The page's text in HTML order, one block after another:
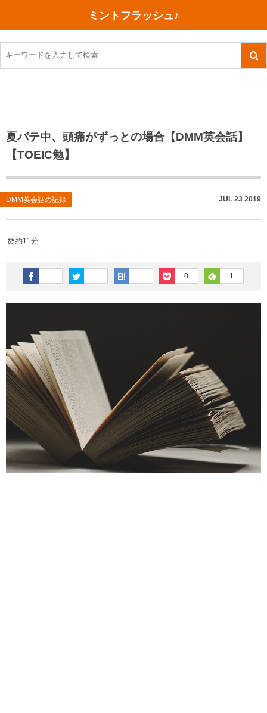
ミントフラッシュ♪
夏バテ中、頭痛がずっとの場合【DMM英会話】
【TOEIC勉】
DMM英会話の記録 JUL 23 2019
約11分
0 1
TOEIC感想・結果
TOEIC800点への道
TOEIC（作戦・ノウハウなど）
TOEIC700点への道
英単語
その他英語関連
今日買った本
ご朱印帳めぐり
川越（埼玉県）
沖縄
神戸
行ってきたあれこれ
旅行関連あれこれ
ファスティング
コスメ
ダイエット
健康あれこれ
美容あれこれ
食べ物
今日の一枚
月、星、宇宙